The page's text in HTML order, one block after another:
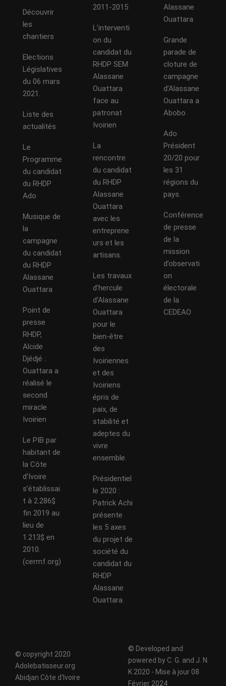
Découvrir
les
chantiers
Elections
Législatives
du 06 mars
2021.
Liste des
actualités
Le
Programme
du candidat
du RHDP
Ado
Musique de
la
campagne
du candidat
du RHDP
Alassane
Ouattara
Point de
presse
RHDP,
Alcide
Djédjé :
Ouattara a
réalisé le
second
miracle
Ivoirien
Le PIB par
habitant de
la Côte
d’Ivoire
s’établissai
t à 2.286$
fin 2019 au
lieu de
1.213$ en
2010.
(cermf.org)
2011-2015
L’interventi
on du
candidat du
RHDP SEM
Alassane
Ouattara
face au
patronat
Ivoirien
La
rencontre
du candidat
du RHDP
Alassane
Ouattara
avec les
entreprene
urs et les
artisans.
Les travaux
d’hercule
d’Alassane
Ouattara
pour le
bien-être
des
Ivoiriennes
et des
Ivoiriens
épris de
paix, de
stabilité et
adeptes du
vivre
ensemble.
Présidentiel
le 2020 :
Patrick Achi
présente
les 5 axes
du projet de
société du
candidat du
RHDP
Alassane
Ouattara.
Alassane
Ouattara
Grande
parade de
cloture de
campagne
d’Alassane
Ouattara a
Abobo
Ado
Président
20/20 pour
les 31
régions du
pays.
Conférence
de presse
de la
mission
d’observati
on
électorale
de la
CEDEAO
© copyright 2020
Adolebatisseur.org
Abidjan Côte d'Ivoire
© Developed and
powered by C. G. and J. N.
K 2020 - Mise à jour 08
Février 2024